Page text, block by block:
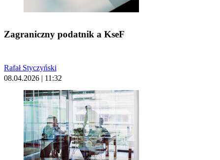
Zagraniczny podatnik a KseF
Rafał Styczyński
08.04.2026 | 11:32